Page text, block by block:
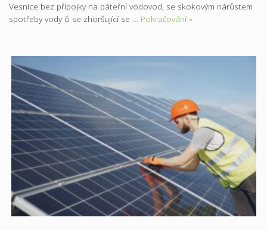
Vesnice bez přípojky na páteřní vodovod, se skokovým nárůstem
spotřeby vody či se zhoršující se … Pokračování »